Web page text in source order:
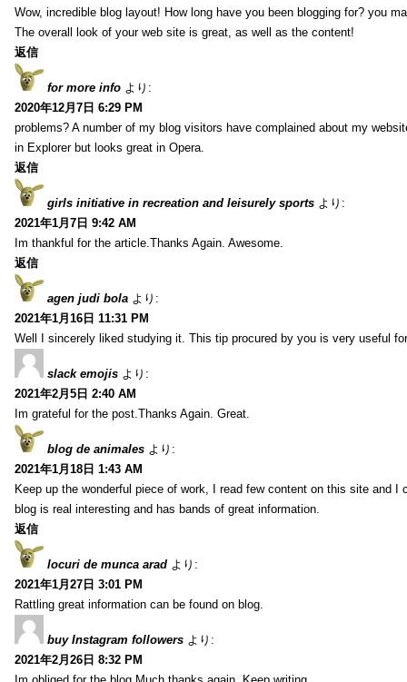
Wow, incredible blog layout! How long have you been blogging for? you
The overall look of your web site is great, as well as the content!
返信
for more info より:
2020年12月7日 6:29 PM
problems? A number of my blog visitors have complained about my
in Explorer but looks great in Opera.
返信
girls initiative in recreation and leisurely sports より:
2021年1月7日 9:42 AM
Im thankful for the article.Thanks Again. Awesome.
返信
agen judi bola より:
2021年1月16日 11:31 PM
Well I sincerely liked studying it. This tip procured by you is very useful
slack emojis より:
2021年2月5日 2:40 AM
Im grateful for the post.Thanks Again. Great.
blog de animales より:
2021年1月18日 1:43 AM
Keep up the wonderful piece of work, I read few content on this site and I
blog is real interesting and has bands of great information.
返信
locuri de munca arad より:
2021年1月27日 3:01 PM
Rattling great information can be found on blog.
buy Instagram followers より:
2021年2月26日 8:32 PM
Im obliged for the blog.Much thanks again. Keep writing.